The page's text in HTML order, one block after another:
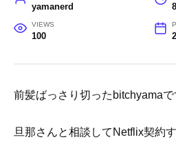
yamanerd
VIEWS
100
前髪ばっさり切ったbitchyamaで
旦那さんと相談してNetflix契約